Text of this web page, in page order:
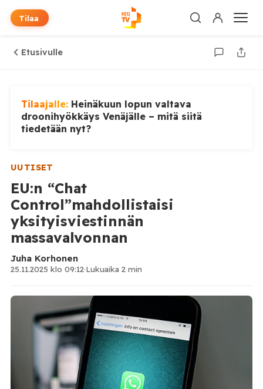
Tilaa
Etusivulle
Tilaajalle: Heinäkuun lopun valtava
droonihyökkäys Venäjälle – mitä siitä
tiedetään nyt?
UUTISET
EU:n “Chat
Control”mahdollistaisi
yksityisviestinnän
massavalvonnan
Juha Korhonen
25.11.2025 klo 09:12·Lukuaika 2 min